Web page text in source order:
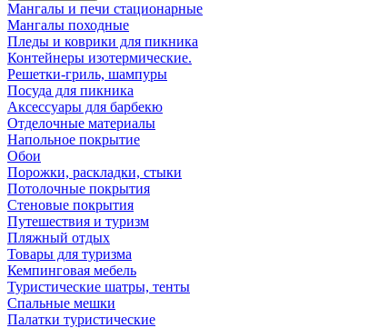
Мангалы и печи стационарные
Мангалы походные
Пледы и коврики для пикника
Контейнеры изотермические.
Решетки-гриль, шампуры
Посуда для пикника
Аксессуары для барбекю
Отделочные материалы
Напольное покрытие
Обои
Порожки, раскладки, стыки
Потолочные покрытия
Стеновые покрытия
Путешествия и туризм
Пляжный отдых
Товары для туризма
Кемпинговая мебель
Туристические шатры, тенты
Спальные мешки
Палатки туристические